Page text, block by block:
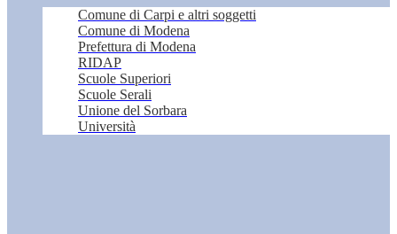
Comune di Carpi e altri soggetti
Comune di Modena
Prefettura di Modena
RIDAP
Scuole Superiori
Scuole Serali
Unione del Sorbara
Università